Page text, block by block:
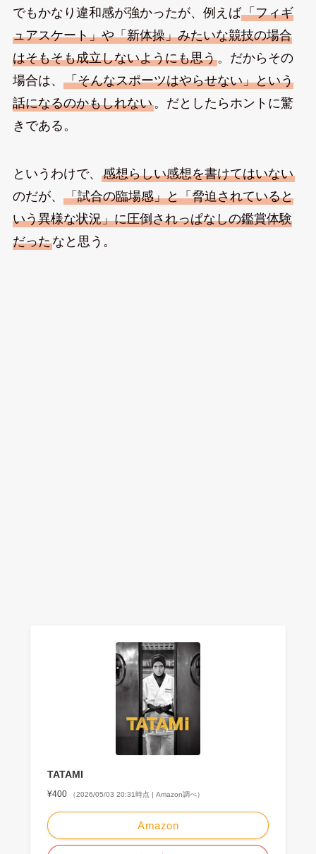
でもかなり違和感が強かったが、例えば「フィギ
ュアスケート」や「新体操」みたいな競技の場合
はそもそも成立しないようにも思う。だからその
場合は、 「そんなスポーツはやらせない」という
話になるのかもしれない。だとしたらホントに驚
きである。
というわけで、 感想らしい感想を書けてはいない
のだが、 「試合の臨場感」と「脅迫されていると
いう異様な状況」に圧倒されっぱなしの鑑賞体験
だったなと思う。
TATAMI
¥400 （2026/05/03 20:31時点 | Amazon調べ）
Amazon